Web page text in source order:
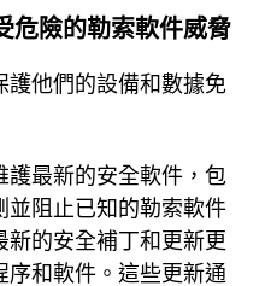
危險的勒索軟件威脅
護他們的設備和數據免
護最新的安全軟件，包
並阻止已知的勒索軟件
新的安全補丁和更新更
和軟件。這些更新通